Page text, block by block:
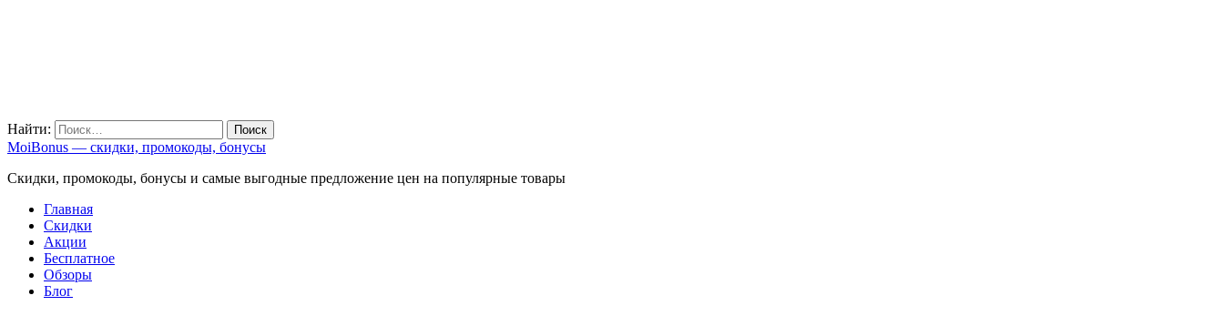
Найти:
MoiBonus — скидки, промокоды, бонусы
Скидки, промокоды, бонусы и самые выгодные предложение цен на популярные товары
Главная
Скидки
Акции
Бесплатное
Обзоры
Блог